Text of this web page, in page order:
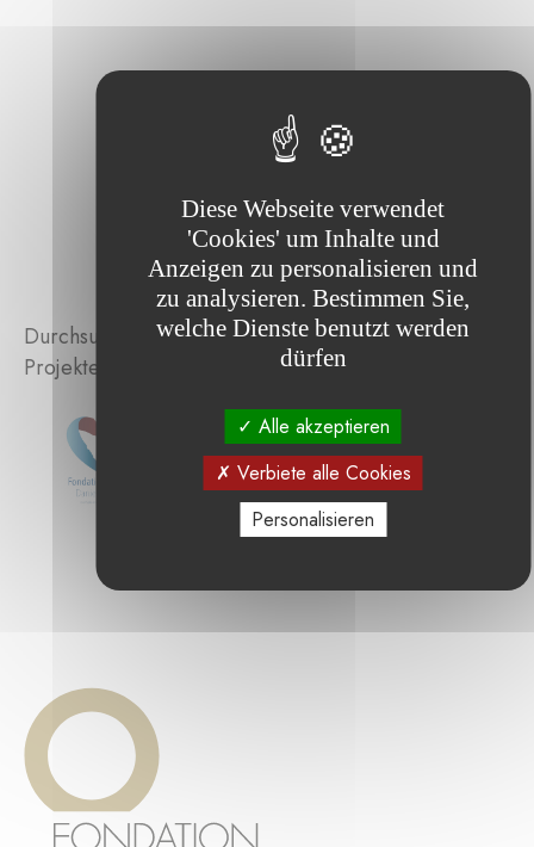
Durchsuchen Sie die von der Stiftung unterstützten
Projekte :
Diese Webseite verwendet
'Cookies' um Inhalte und
Anzeigen zu personalisieren und
zu analysieren. Bestimmen Sie,
welche Dienste benutzt werden
dürfen
Alle akzeptieren
Verbiete alle Cookies
Personalisieren